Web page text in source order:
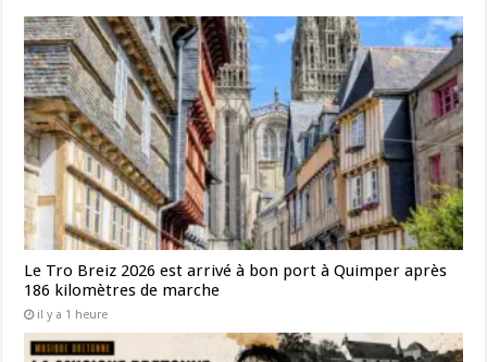
Le Tro Breiz 2026 est arrivé à bon port à Quimper après
186 kilomètres de marche
il y a 1 heure